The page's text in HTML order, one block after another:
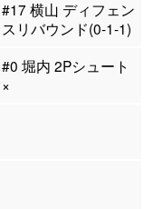
#17 横山 ディフェン
スリバウンド(0-1-1)
#0 堀内 2Pシュート
×